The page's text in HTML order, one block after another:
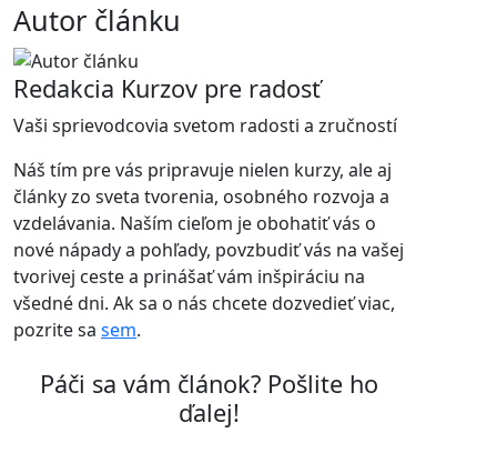
Autor článku
Redakcia Kurzov pre radosť
Vaši sprievodcovia svetom radosti a zručností
Náš tím pre vás pripravuje nielen kurzy, ale aj
články zo sveta tvorenia, osobného rozvoja a
vzdelávania. Naším cieľom je obohatiť vás o
nové nápady a pohľady, povzbudiť vás na vašej
tvorivej ceste a prinášať vám inšpiráciu na
všedné dni. Ak sa o nás chcete dozvedieť viac,
pozrite sa sem.
Páči sa vám článok? Pošlite ho
ďalej!